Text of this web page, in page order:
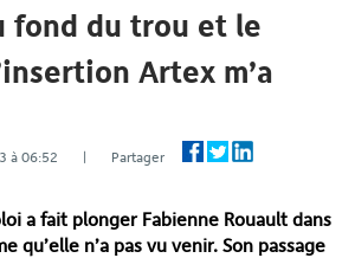
fond du trou et le
Artex m’a
à 06:52 | Partager
a fait plonger Fabienne Rouault dans
qu’elle n’a pas vu venir. Son passage